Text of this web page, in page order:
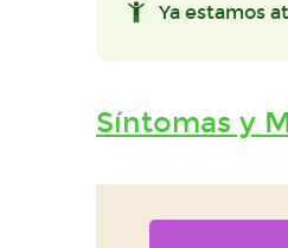
Ya estamos
Síntomas y